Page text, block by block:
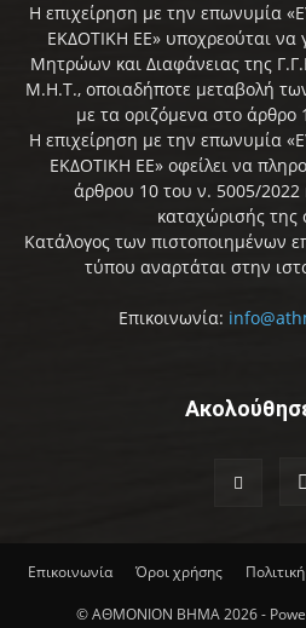
Η επιχείρηση με την επωνυμία
ΕΚΔΟΤΙΚΗ ΕΕ» υποχρεούται να
Μητρώων και Διαφάνειας της
Μ.Η.Τ., οποιαδήποτε μεταβολή
με τα οριζόμενα στο άρθρο
Η επιχείρηση με την επωνυμία
ΕΚΔΟΤΙΚΗ ΕΕ» οφείλει να
άρθρου 10 του ν. 5005/2022
καταχώρισής
Κατάλογος των πιστοποιημένων
τύπου αναρτάται στην
Επικοινωνία:
Επικοινωνία Όροι χρήσης
© ΑΘΜΟΝΙΟΝ ΒΗΜΑ 2026 -